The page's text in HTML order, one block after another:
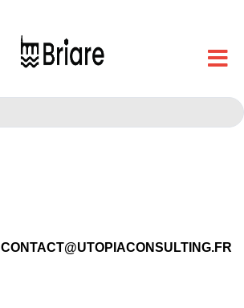
CONTACT@UTOPIACONSULTING.FR